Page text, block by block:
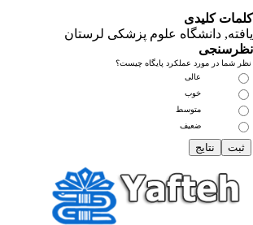
کلیدی
, دانشگاه علوم پزشکی لرستان
شما در مورد عملکرد پایگاه چیست؟
عالی
خوب
متوسط
ضعیف